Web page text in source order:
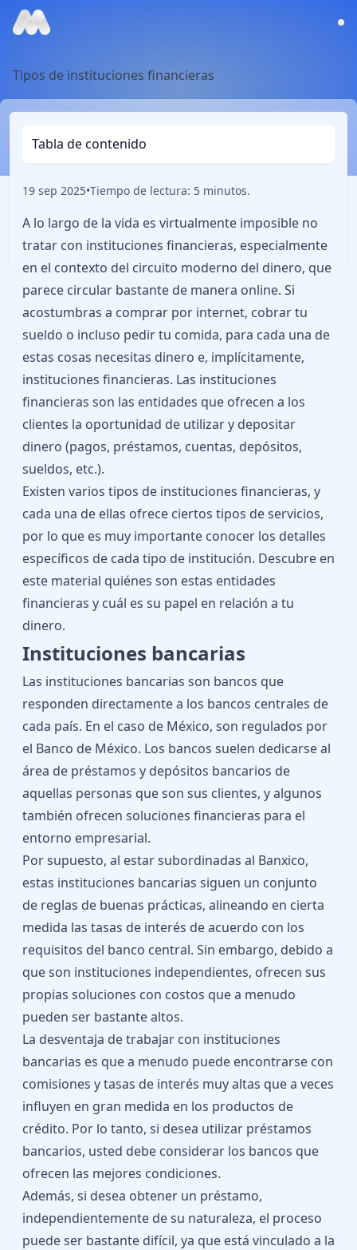
Tipos de instituciones financieras
Tabla de contenido
19 sep 2025•Tiempo de lectura: 5 minutos.
A lo largo de la vida es virtualmente imposible no
tratar con instituciones financieras, especialmente
en el contexto del circuito moderno del dinero, que
parece circular bastante de manera online. Si
acostumbras a comprar por internet, cobrar tu
sueldo o incluso pedir tu comida, para cada una de
estas cosas necesitas dinero e, implícitamente,
instituciones financieras. Las instituciones
financieras son las entidades que ofrecen a los
clientes la oportunidad de utilizar y depositar
dinero (pagos, préstamos, cuentas, depósitos,
sueldos, etc.).
Existen varios tipos de instituciones financieras, y
cada una de ellas ofrece ciertos tipos de servicios,
por lo que es muy importante conocer los detalles
específicos de cada tipo de institución. Descubre en
este material quiénes son estas entidades
financieras y cuál es su papel en relación a tu
dinero.
Instituciones bancarias
Las instituciones bancarias son bancos que
responden directamente a los bancos centrales de
cada país. En el caso de México, son regulados por
el Banco de México. Los bancos suelen dedicarse al
área de préstamos y depósitos bancarios de
aquellas personas que son sus clientes, y algunos
también ofrecen soluciones financieras para el
entorno empresarial.
Por supuesto, al estar subordinadas al Banxico,
estas instituciones bancarias siguen un conjunto
de reglas de buenas prácticas, alineando en cierta
medida las tasas de interés de acuerdo con los
requisitos del banco central. Sin embargo, debido a
que son instituciones independientes, ofrecen sus
propias soluciones con costos que a menudo
pueden ser bastante altos.
La desventaja de trabajar con instituciones
bancarias es que a menudo puede encontrarse con
comisiones y tasas de interés muy altas que a veces
influyen en gran medida en los productos de
crédito. Por lo tanto, si desea utilizar préstamos
bancarios, usted debe considerar los bancos que
ofrecen las mejores condiciones.
Además, si desea obtener un préstamo,
independientemente de su naturaleza, el proceso
puede ser bastante difícil, ya que está vinculado a la